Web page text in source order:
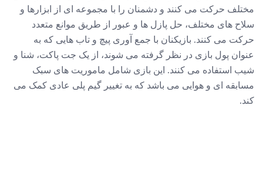
مختلف حرکت می کنند و دشمنان را با مجموعه ای از ابزارها و
سلاح های مختلف، حل پازل ها و عبور از طریق موانع متعدد
حرکت می کنند. بازیکنان با جمع آوری پیچ و تاب هایی که به
عنوان پول بازی در نظر گرفته می شوند، از یک جت پاکت، شنا و
شیب استفاده می کنند. این بازی شامل ماموریت های سبک
مسابقه ای و هوایی می باشد که به تغییر گیم پلی عادی کمک می
کند.